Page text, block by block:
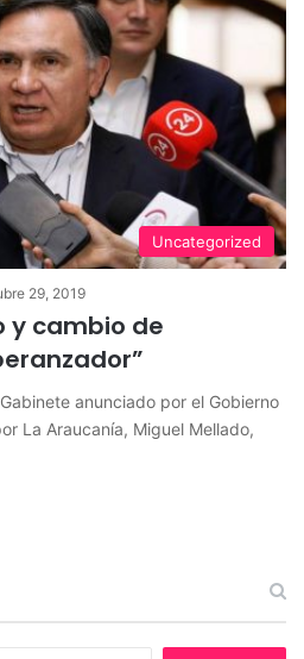
Uncategorized
29, 2019
y cambio de
anunciado por el Gobierno
La Araucanía, Miguel Mellado,